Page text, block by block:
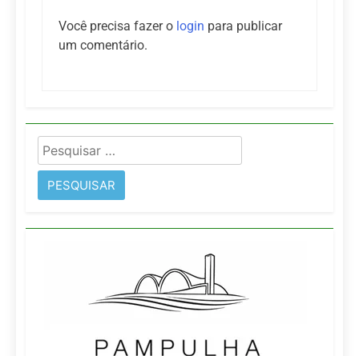
Você precisa fazer o login para publicar
um comentário.
Pesquisar
por: